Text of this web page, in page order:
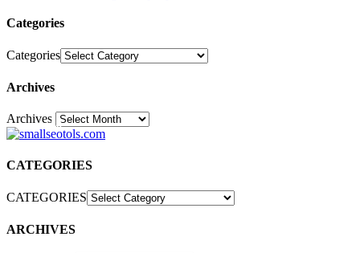
Categories
Categories
Archives
Archives30
CATEGORIES
CATEGORIES
ARCHIVES